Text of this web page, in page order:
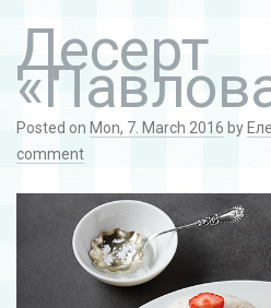
Десерт
Posted on Mon, 7. March 2016 by
comment